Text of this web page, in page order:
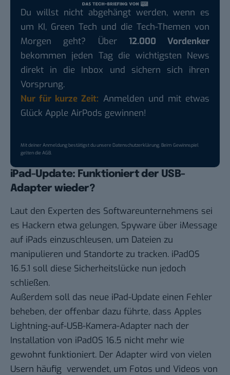
Du willst nicht abgehängt werden, wenn es
um KI, Green Tech und die Tech-Themen von
Morgen geht? Über 12.000 Vordenker
bekommen jeden Tag die wichtigsten News
direkt in die Inbox und sichern sich ihren
Vorsprung.
Nur für kurze Zeit: Anmelden und mit etwas
Glück Apple AirPods gewinnen!
Mit deiner Anmeldung bestätigst du unsereDatenschutzerklärung. Beim Gewinnspiel
gelten dieAGB.
iPad-Update: Funktioniert der USB-
Adapter wieder?
Laut den Experten des Softwareunternehmens sei
es Hackern etwa gelungen, Spyware über iMessage
auf iPads einzuschleusen, um Dateien zu
manipulieren und Standorte zu tracken. iPadOS
16.5.1 soll diese Sicherheitslücke nun jedoch
schließen.
Außerdem soll das neue iPad-Update einen Fehler
beheben, der offenbar dazu führte, dass Apples
Lightning-auf-USB-Kamera-Adapter nach der
Installation von iPadOS 16.5 nicht mehr wie
gewohnt funktioniert. Der Adapter wird von vielen
Usern häufig verwendet, um Fotos und Videos von